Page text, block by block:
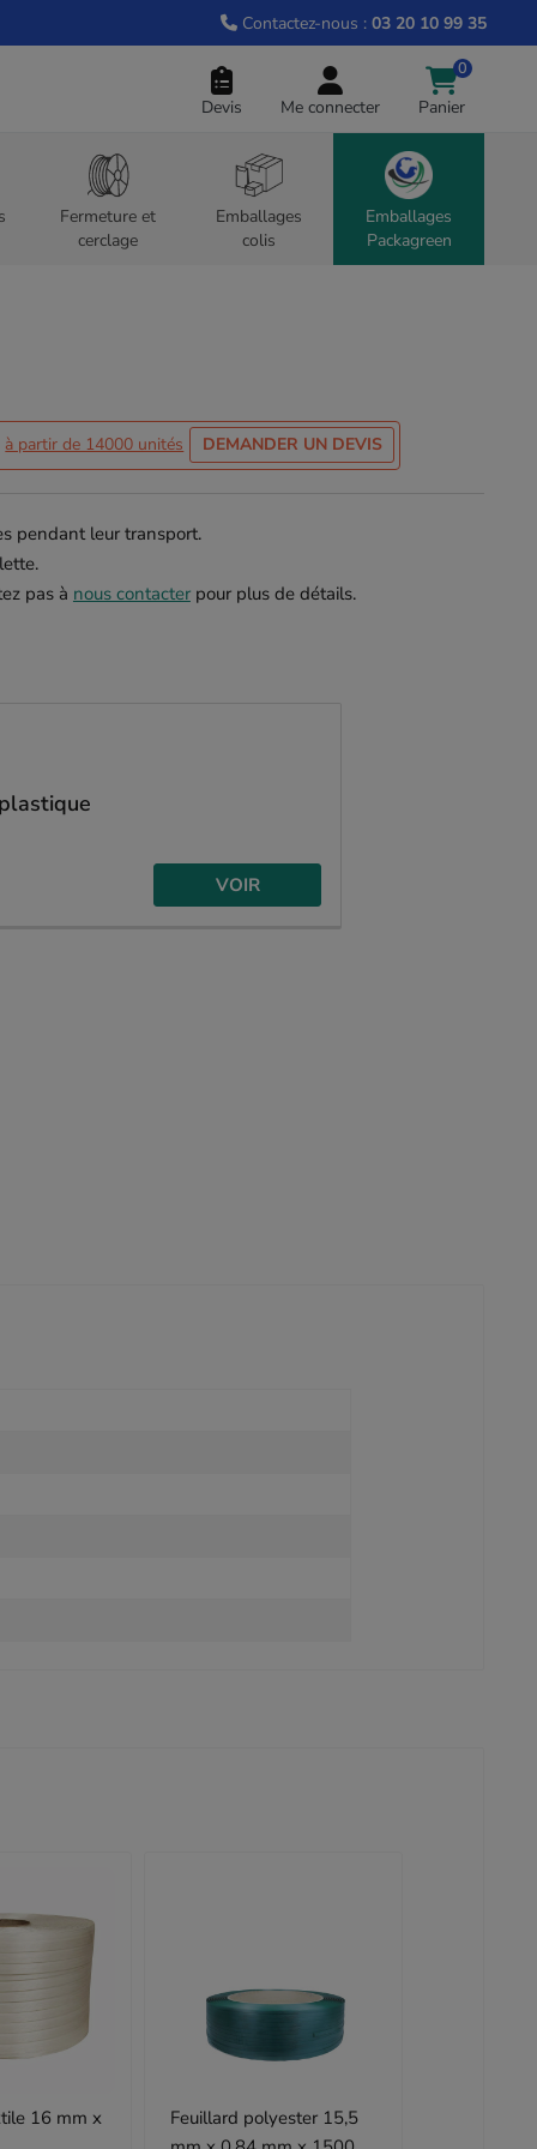
Contactez-nous : 03 20 10 99 35
Devis Me connecter Panier
0
Fermeture et
cerclage
Emballages
colis
Emballages
Packagreen
à partir de 14000 unités DEMANDER UN DEVIS
pendant leur transport.
pas à nous contacterpour plus de détails.
VOIR
16 mm x
Feuillard polyester 15,5